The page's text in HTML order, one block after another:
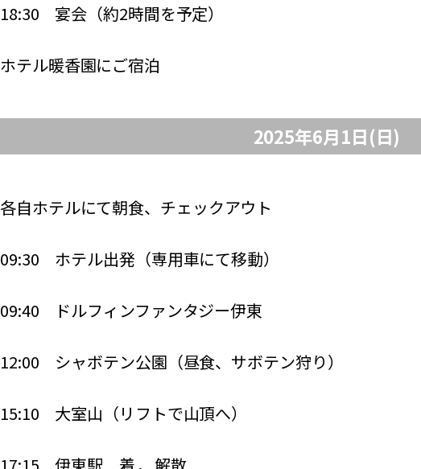
18:30 宴会（約2時間を予定）
ホテル暖香園にご宿泊
2025年6月1日(日)
各自ホテルにて朝食、チェックアウト
09:30 ホテル出発（専用車にて移動）
09:40 ドルフィンファンタジー伊東
12:00 シャボテン公園（昼食、サボテン狩り）
15:10 大室山（リフトで山頂へ）
17:15 伊東駅 着 、解散